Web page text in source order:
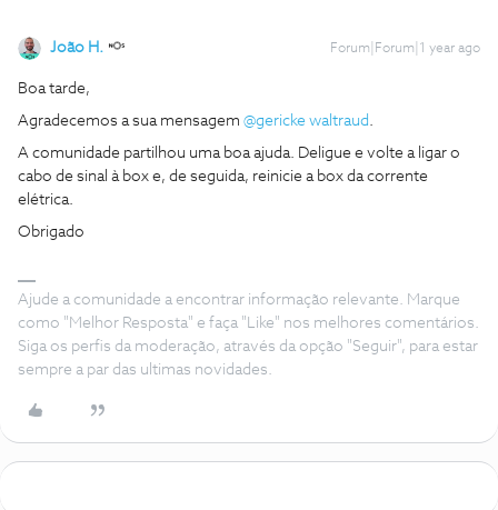
João H. Forum|Forum|1 year ago
Boa tarde,
Agradecemos a sua mensagem ​ @gericke waltraud
A comunidade partilhou uma boa ajuda. Deligue e volte a ligar o
cabo de sinal à box e, de seguida, reinicie a box da corrente
elétrica.
Obrigado
Ajude a comunidade a encontrar informação relevante. Marque
como "Melhor Resposta" e faça "Like" nos melhores comentários.
Siga os perfis da moderação, através da opção "Seguir", para estar
sempre a par das ultimas novidades.